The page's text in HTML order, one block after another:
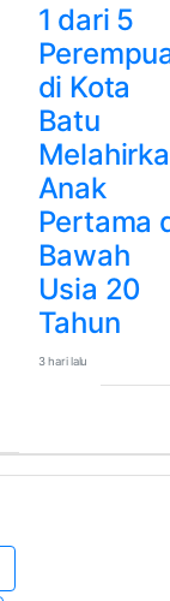
1 dari 5
di Kota
Batu
Anak
Pertama
Bawah
Usia 20
Tahun
3 hari lalu